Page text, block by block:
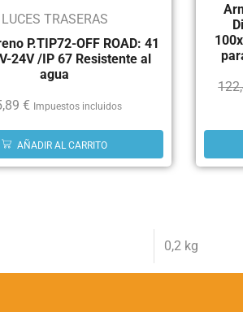
LUCES TRASERAS
P.TIP72-OFF ROAD: 41
24V /IP 67 Resistente al
agua
€ Impuestos incluidos
AÑADIR AL CARRITO
0,2 kg